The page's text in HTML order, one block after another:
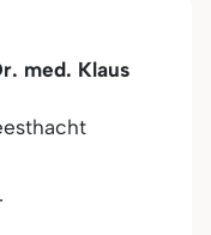
med. Klaus